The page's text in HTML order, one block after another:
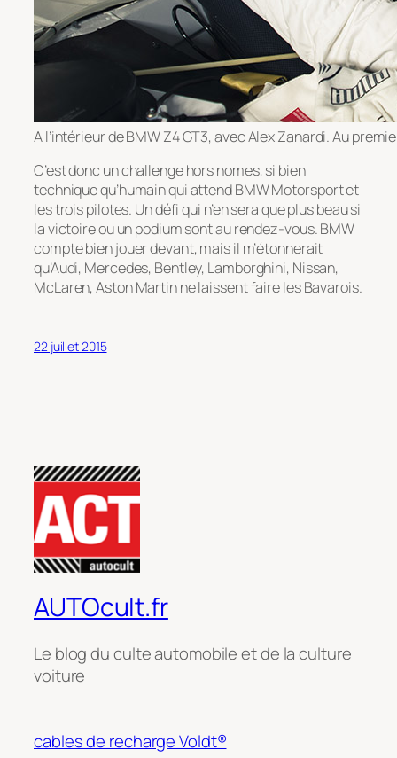
A l’intérieur de BMW Z4 GT3, avec Alex Zanardi. Au
C’est donc un challenge hors nomes, si bien
technique qu’humain qui attend BMW Motorsport et
les trois pilotes. Un défi qui n’en sera que plus beau si
la victoire ou un podium sont au rendez-vous. BMW
compte bien jouer devant, mais il m’étonnerait
qu’Audi, Mercedes, Bentley, Lamborghini, Nissan,
McLaren, Aston Martin ne laissent faire les Bavarois.
22 juillet 2015
AUTOcult.fr
Le blog du culte automobile et de la culture
voiture
cables de recharge Voldt®